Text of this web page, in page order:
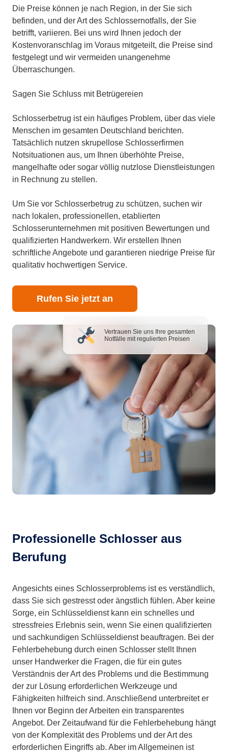
Die Preise können je nach Region, in der Sie sich
befinden, und der Art des Schlossernotfalls, der Sie
betrifft, variieren. Bei uns wird Ihnen jedoch der
Kostenvoranschlag im Voraus mitgeteilt, die Preise sind
festgelegt und wir vermeiden unangenehme
Überraschungen.
Sagen Sie Schluss mit Betrügereien
Schlosserbetrug ist ein häufiges Problem, über das viele
Menschen im gesamten Deutschland berichten.
Tatsächlich nutzen skrupellose Schlosserfirmen
Notsituationen aus, um Ihnen überhöhte Preise,
mangelhafte oder sogar völlig nutzlose Dienstleistungen
in Rechnung zu stellen.
Um Sie vor Schlosserbetrug zu schützen, suchen wir
nach lokalen, professionellen, etablierten
Schlosserunternehmen mit positiven Bewertungen und
qualifizierten Handwerkern. Wir erstellen Ihnen
schriftliche Angebote und garantieren niedrige Preise für
qualitativ hochwertigen Service.
Rufen Sie jetzt an
Vertrauen Sie uns Ihre gesamten
Notfälle mit regulierten Preisen
Professionelle Schlosser aus
Berufung
Angesichts eines Schlosserproblems ist es verständlich,
dass Sie sich gestresst oder ängstlich fühlen. Aber keine
Sorge, ein Schlüsseldienst kann ein schnelles und
stressfreies Erlebnis sein, wenn Sie einen qualifizierten
und sachkundigen Schlüsseldienst beauftragen. Bei der
Fehlerbehebung durch einen Schlosser stellt Ihnen
unser Handwerker die Fragen, die für ein gutes
Verständnis der Art des Problems und die Bestimmung
der zur Lösung erforderlichen Werkzeuge und
Fähigkeiten hilfreich sind. Anschließend unterbreitet er
Ihnen vor Beginn der Arbeiten ein transparentes
Angebot. Der Zeitaufwand für die Fehlerbehebung hängt
von der Komplexität des Problems und der Art des
erforderlichen Eingriffs ab. Aber im Allgemeinen ist